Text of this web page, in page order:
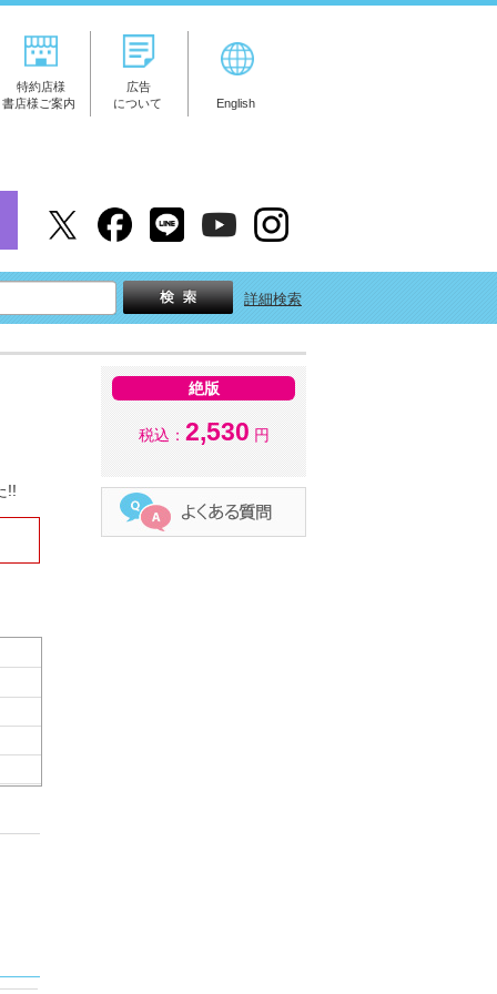
特約店様
書店様ご案内
広告
について
English
詳細検索
!!
絶版
税込： 2,530 円